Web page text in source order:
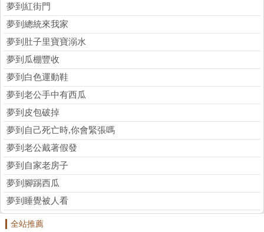
夢到紅街門
夢到總統來我家
夢到肚子里寶寶溺水
夢到瓜棚豐收
夢到白色運動鞋
夢到老公手中有西瓜
夢到皮包破掉
夢到自己死亡時,你會緊張嗎
夢到老公戴著假發
夢到自家老房子
夢到腳踢西瓜
夢到睡覺被人看
全站推薦